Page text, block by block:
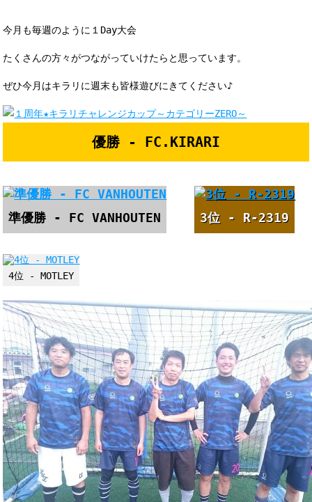
今月も毎週のように１Day大会
たくさんの方々がつながっていけたらと思っています。
ぜひ今月はキラリに週末も皆様遊びにきてください♪
優勝 - FC.KIRARI
準優勝 - FC VANHOUTEN 3位 - R-2319
4位 - MOTLEY